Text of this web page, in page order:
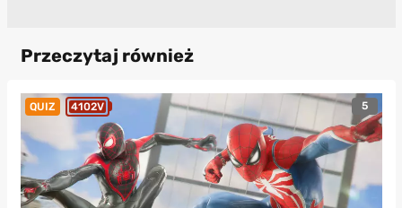
Przeczytaj również
QUIZ 4102V 5